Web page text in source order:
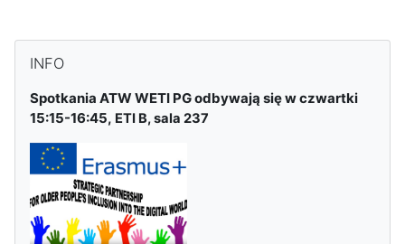
Μπλοκ
INFO
Spotkania ATW WETI PGodbywają się w czwartki
15:15-16:45, ETI B, sala 237